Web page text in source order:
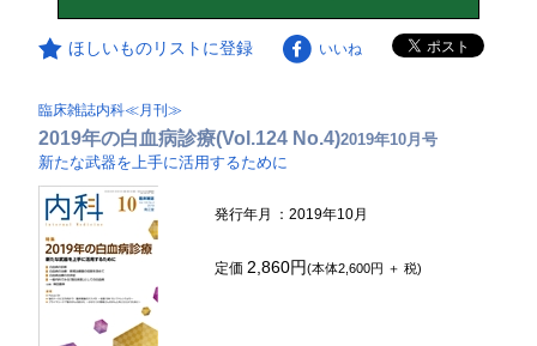
ほしいものリストに登録 いいね
臨床雑誌内科≪月刊≫
2019年の白血病診療(Vol.124 No.4)2019年10月号
新たな武器を上手に活用するために
発行年月 ：2019年10月
定価2,860円(本体2,600円 ＋ 税)